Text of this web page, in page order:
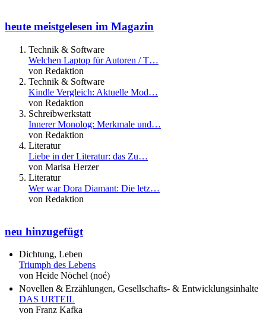
heute meistgelesen im Magazin
Technik & Software
Welchen Laptop für Autoren / T…
von Redaktion
Technik & Software
Kindle Vergleich: Aktuelle Mod…
von Redaktion
Schreibwerkstatt
Innerer Monolog: Merkmale und…
von Redaktion
Literatur
Liebe in der Literatur: das Zu…
von Marisa Herzer
Literatur
Wer war Dora Diamant: Die letz…
von Redaktion
neu hinzugefügt
Dichtung, Leben
Triumph des Lebens
von Heide Nöchel (noé)
Novellen & Erzählungen, Gesellschafts- & Entwicklungsinhalte
DAS URTEIL
von Franz Kafka